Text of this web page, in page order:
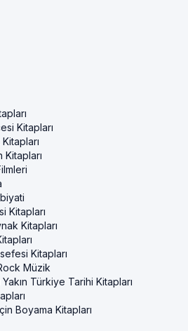
Kitapları
Kitapları
Kitapları
Kitapları
Kitapları
Müzik
Yakın Türkiye Tarihi Kitapları
Boyama Kitapları